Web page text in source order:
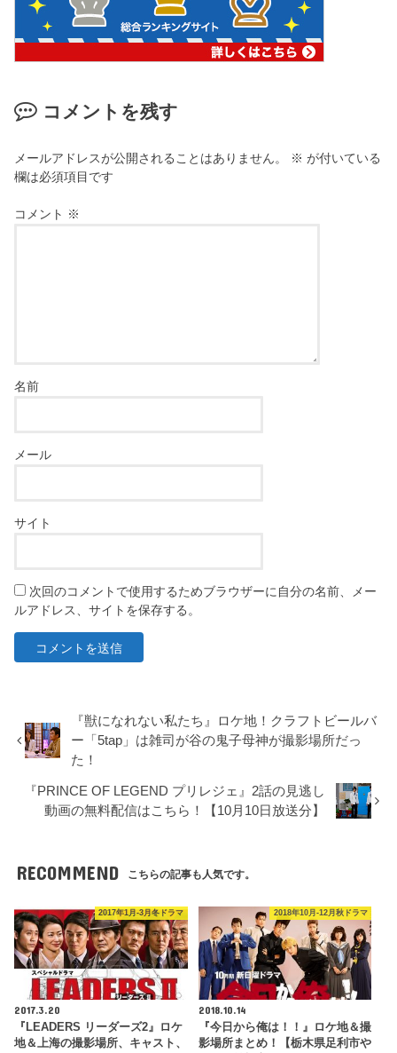
コメントを残す
メールアドレスが公開されることはありません。 ※ が付いている
欄は必須項目です
コメント ※
名前
メール
サイト
次回のコメントで使用するためブラウザーに自分の名前、メー
ルアドレス、サイトを保存する。
『獣になれない私たち』ロケ地！クラフトビールバ
ー「5tap」は雑司が谷の鬼子母神が撮影場所だっ
た！
『PRINCE OF LEGEND プリレジェ』2話の見逃し
動画の無料配信はこちら！【10月10日放送分】
RECOMMEND こちらの記事も人気です。
2017年1月-3月冬ドラマ
2017.3.20
『LEADERS リーダーズ2』ロケ
地＆上海の撮影場所、キャスト、
2018年10月-12月秋ドラマ
2018.10.14
『今日から俺は！！』ロケ地＆撮
影場所まとめ！【栃木県足利市や